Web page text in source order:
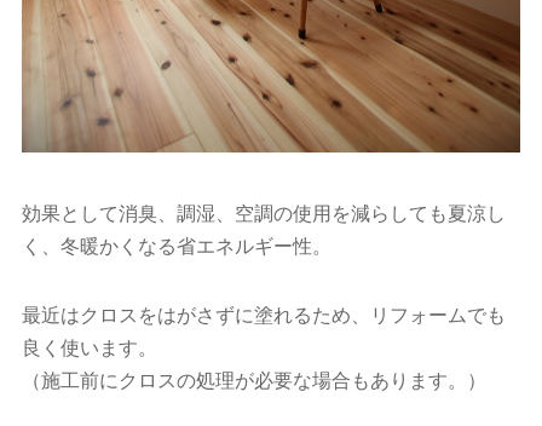
効果として消臭、調湿、空調の使用を減らしても夏涼し
く、冬暖かくなる省エネルギー性。
最近はクロスをはがさずに塗れるため、リフォームでも
良く使います。
（施工前にクロスの処理が必要な場合もあります。）